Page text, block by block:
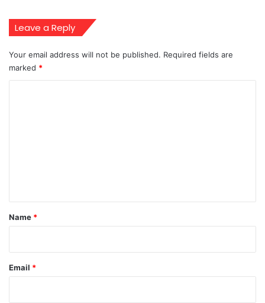
Leave a Reply
Your email address will not be published. Required fields are
marked *
*
Name *
Email *